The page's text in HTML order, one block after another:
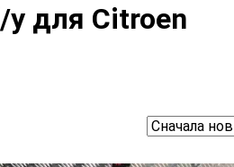
для Citroen